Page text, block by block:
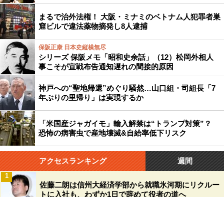
まるで治外法権！ 大阪・ミナミのベトナム人犯罪者巣
窟ビルで違法薬物摘発し8人逮捕
保阪正康 日本史縦横無尽
シリーズ 保阪メモ「昭和史余話」（12）松岡外相人
事こそが宣戦布告通知遅れの間接的原因
神戸への“聖地帰還”めぐり騒然…山口組・司組長「7
年ぶりの里帰り」は実現するか
「米国産ジャガイモ」輸入解禁は“トランプ対策”？
恐怖の病害虫で産地壊滅&自給率低下リスク
アクセスランキング 週間
佐藤二朗は信州大経済学部から就職氷河期にリクルー
トに入社も、わずか1日で辞めて役者の道へ
1